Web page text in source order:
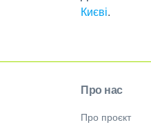
Києві.
Про нас
Про проєкт